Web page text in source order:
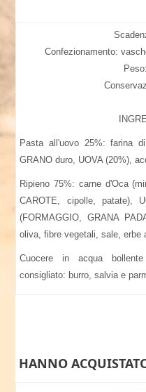
Confezionamento:
Pasta all'uovo 25%: farina
GRANO duro, UOVA (20%),
Ripieno 75%: carne d'Oca
CAROTE, cipolle, patate),
(FORMAGGIO, GRANA
oliva, fibre vegetali, sale, erbe
Cuocere in acqua
consigliato: burro, salvia e
HANNO